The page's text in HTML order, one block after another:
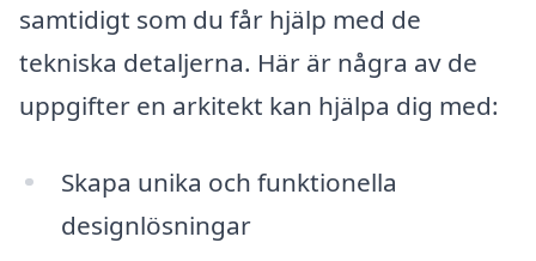
samtidigt som du får hjälp med de
tekniska detaljerna. Här är några av de
uppgifter en arkitekt kan hjälpa dig med:
Skapa unika och funktionella
designlösningar